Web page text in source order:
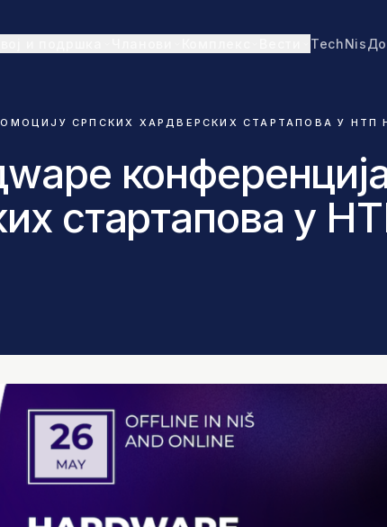
TechNis
СРПСКИХ ХАРДВЕРСКИХ СТАРТАПОВА У НТП
стартапова у